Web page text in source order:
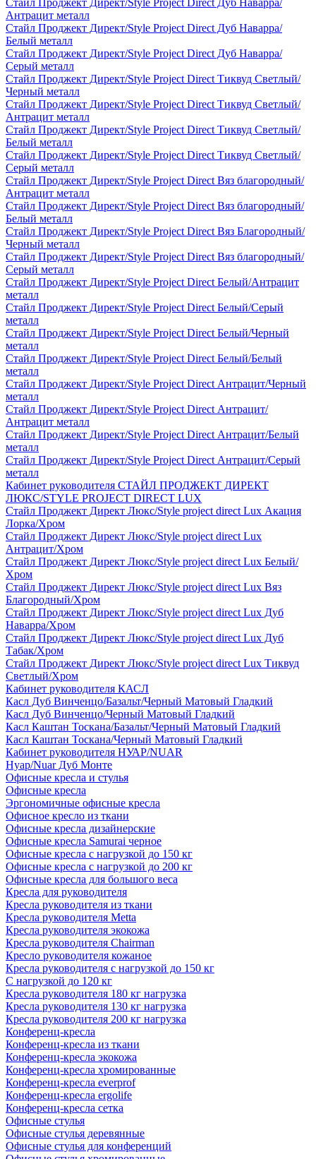
Стайл Проджект Директ/Style Project Direct Дуб Наварра/
Антрацит металл
Стайл Проджект Директ/Style Project Direct Дуб Наварра/
Белый металл
Стайл Проджект Директ/Style Project Direct Дуб Наварра/
Серый металл
Стайл Проджект Директ/Style Project Direct Тиквуд Светлый/
Черный металл
Стайл Проджект Директ/Style Project Direct Тиквуд Светлый/
Антрацит металл
Стайл Проджект Директ/Style Project Direct Тиквуд Светлый/
Белый металл
Стайл Проджект Директ/Style Project Direct Тиквуд Светлый/
Серый металл
Стайл Проджект Директ/Style Project Direct Вяз благородный/
Антрацит металл
Стайл Проджект Директ/Style Project Direct Вяз благородный/
Белый металл
Стайл Проджект Директ/Style Project Direct Вяз Благородный/
Черный металл
Стайл Проджект Директ/Style Project Direct Вяз благородный/
Серый металл
Стайл Проджект Директ/Style Project Direct Белый/Антрацит
металл
Стайл Проджект Директ/Style Project Direct Белый/Серый
металл
Стайл Проджект Директ/Style Project Direct Белый/Черный
металл
Стайл Проджект Директ/Style Project Direct Белый/Белый
металл
Стайл Проджект Директ/Style Project Direct Антрацит/Черный
металл
Стайл Проджект Директ/Style Project Direct Антрацит/
Антрацит металл
Стайл Проджект Директ/Style Project Direct Антрацит/Белый
металл
Стайл Проджект Директ/Style Project Direct Антрацит/Серый
металл
Кабинет руководителя СТАЙЛ ПРОДЖЕКТ ДИРЕКТ
ЛЮКС/STYLE PROJECT DIRECT LUX
Стайл Проджект Директ Люкс/Style project direct Lux Акация
Лорка/Хром
Стайл Проджект Директ Люкс/Style project direct Lux
Антрацит/Хром
Стайл Проджект Директ Люкс/Style project direct Lux Белый/
Хром
Стайл Проджект Директ Люкс/Style project direct Lux Вяз
Благородный/Хром
Стайл Проджект Директ Люкс/Style project direct Lux Дуб
Наварра/Хром
Стайл Проджект Директ Люкс/Style project direct Lux Дуб
Табак/Хром
Стайл Проджект Директ Люкс/Style project direct Lux Тиквуд
Светлый/Хром
Кабинет руководителя КАСЛ
Касл Дуб Винченцо/Базальт/Черный Матовый Гладкий
Касл Дуб Винченцо/Черный Матовый Гладкий
Касл Каштан Тоскана/Базальт/Черный Матовый Гладкий
Касл Каштан Тоскана/Черный Матовый Гладкий
Кабинет руководителя НУАР/NUAR
Нуар/Nuar Дуб Монте
Офисные кресла и стулья
Офисные кресла
Эргономичные офисные кресла
Офисное кресло из ткани
Офисные кресла дизайнерские
Офисные кресла Samurai черное
Офисные кресла с нагрузкой до 150 кг
Офисные кресла с нагрузкой до 200 кг
Офисные кресла для большого веса
Кресла для руководителя
Кресла руководителя из ткани
Кресла руководителя Metta
Кресла руководителя экокожа
Кресла руководителя Chairman
Кресло руководителя кожаное
Кресла руководителя с нагрузкой до 150 кг
С нагрузкой до 120 кг
Кресла руководителя 180 кг нагрузка
Кресла руководителя 130 кг нагрузка
Кресла руководителя 200 кг нагрузка
Конференц-кресла
Конференц-кресла из ткани
Конференц-кресла экокожа
Конференц-кресла хромированные
Конференц-кресла everprof
Конференц-кресла ergolife
Конференц-кресла сетка
Офисные стулья
Офисные стулья деревянные
Офисные стулья для конференций